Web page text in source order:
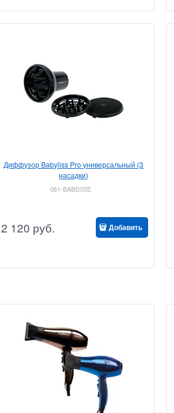
Диффузор Babyliss Pro универсальный (3
насадки)
081-BABD05E
2 120 руб. Добавить